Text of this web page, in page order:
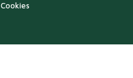
Cookies